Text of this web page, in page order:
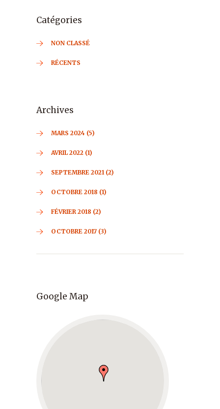
Catégories
NON CLASSÉ
RÉCENTS
Archives
MARS 2024 (5)
AVRIL 2022 (1)
SEPTEMBRE 2021 (2)
OCTOBRE 2018 (1)
FÉVRIER 2018 (2)
OCTOBRE 2017 (3)
Google Map